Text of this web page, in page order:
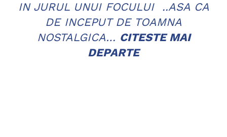
IN JURUL UNUI FOCULUI ..ASA CA
DE INCEPUT DE TOAMNA
NOSTALGICA… CITESTE MAI
DEPARTE